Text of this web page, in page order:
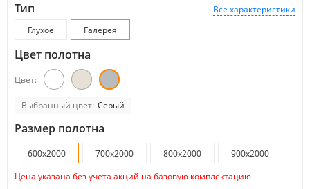
Все характеристики
Тип
Глухое Галерея
Цвет полотна
Цвет:
Выбранный цвет: Серый
Размер полотна
600x2000 700x2000 800x2000
900x2000
Цена указана без учета акций на базовую комплектацию